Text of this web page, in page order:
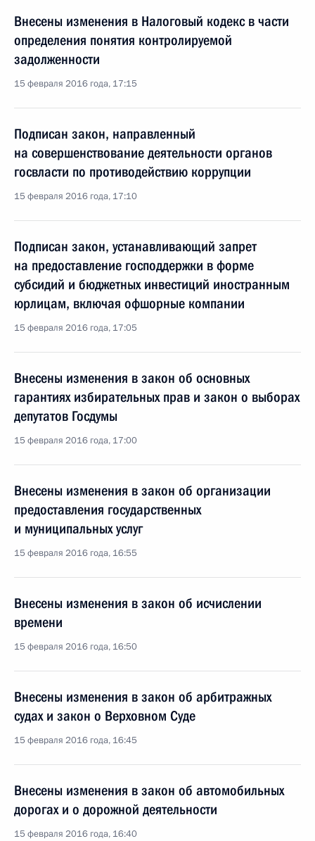
Внесены изменения в Налоговый кодекс в части
определения понятия контролируемой
задолженности
15 февраля 2016 года, 17:15
Подписан закон, направленный
на совершенствование деятельности органов
госвласти по противодействию коррупции
15 февраля 2016 года, 17:10
Подписан закон, устанавливающий запрет
на предоставление господдержки в форме
субсидий и бюджетных инвестиций иностранным
юрлицам, включая офшорные компании
15 февраля 2016 года, 17:05
Внесены изменения в закон об основных
гарантиях избирательных прав и закон о выборах
депутатов Госдумы
15 февраля 2016 года, 17:00
Внесены изменения в закон об организации
предоставления государственных
и муниципальных услуг
15 февраля 2016 года, 16:55
Внесены изменения в закон об исчислении
времени
15 февраля 2016 года, 16:50
Внесены изменения в закон об арбитражных
судах и закон о Верховном Суде
15 февраля 2016 года, 16:45
Внесены изменения в закон об автомобильных
дорогах и о дорожной деятельности
15 февраля 2016 года, 16:40